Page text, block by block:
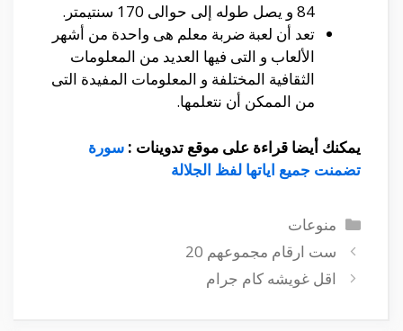
84 و يصل طوله إلى حوالى 170 سنتيمتر.
تعد أن لعبة ضربة معلم هى واحدة من أشهر
الألعاب و التى فيها العديد من المعلومات
الثقافية المختلفة و المعلومات المفيدة التى
من الممكن أن نتعلمها.
يمكنك أيضا قراءة على موقع تدوينات : سورة
تضمنت جميع اياتها لفظ الجلالة
التصنيفات
منوعات
ست ارقام مجموعهم 20
اقل غويشه كام جرام